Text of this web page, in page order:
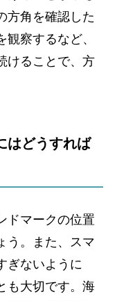
方角を確認した
察するなど、
けることで、方
はどうすれば
ドマークの位置
う。また、スマ
ぎないように
も大切です。海